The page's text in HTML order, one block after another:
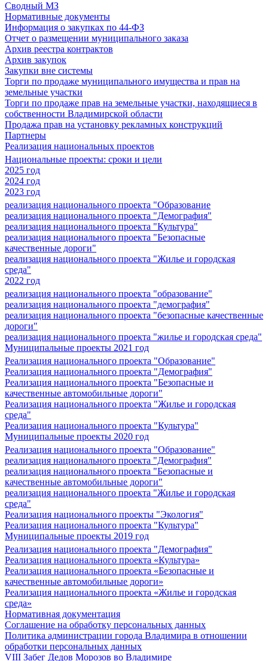
Сводный МЗ
Нормативные документы
Информация о закупках по 44-ФЗ
Отчет о размещении муниципального заказа
Архив реестра контрактов
Архив закупок
Закупки вне системы
Торги по продаже муниципального имущества и прав на
земельные участки
Торги по продаже прав на земельные участки, находящиеся в
собственности Владимирской области
Продажа прав на установку рекламных конструкций
Партнеры
Реализация национальных проектов
Национальные проекты: сроки и цели
2025 год
2024 год
2023 год
реализация национального проекта "Образование
реализация национального проекта "Демография"
реализация национального проекта "Культура"
реализация национального проекта "Безопасные
качественные дороги"
реализация национального проекта "Жилье и городская
среда"
2022 год
реализация национального проекта "образование"
реализация национального проекта "демография"
реализация национального проекта "безопасные качественные
дороги"
реализация национального проекта "жилье и городская среда"
Муниципальные проекты 2021 год
Реализация национального проекта "Образование"
Реализация национального проекта "Демография"
Реализация национального проекта "Безопасные и
качественные автомобильные дороги"
Реализация национального проекта "Жилье и городская
среда"
Реализация национального проекта "Культура"
Муниципальные проекты 2020 год
Реализация национального проекта "Образование"
реализация национального проекта "Демография"
реализация национального проекта "Безопасные и
качественные автомобильные дороги"
реализация национального проекта "Жилье и городская
среда"
Реализация национального проекты "Экология"
Реализация национального проекта "Культура"
Муниципальные проекты 2019 год
Реализация национального проекта "Демография"
Реализация национального проекта «Культура»
Реализация национального проекта «Безопасные и
качественные автомобильные дороги»
Реализация национального проекта «Жилье и городская
среда»
Нормативная документация
Соглашение на обработку персональных данных
Политика администрации города Владимира в отношении
обработки персональных данных
VIII Забег Дедов Морозов во Владимире